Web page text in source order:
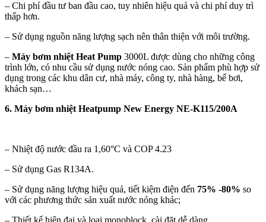
– Chi phí đầu tư ban đầu cao, tuy nhiên hiệu quả và chi phí duy trì
thấp hơn.
– Sử dụng nguồn năng lượng sạch nên thân thiện với môi trường.
– Máy bơm nhiệt Heat Pump 3000L được dùng cho những công
trình lớn, có nhu cầu sử dụng nước nóng cao. Sản phẩm phù hợp sử
dụng trong các khu dân cư, nhà máy, công ty, nhà hàng, bể bơi,
khách sạn…
6. Máy bơm nhiệt Heatpump New Energy NE-K115/200A
– Nhiệt độ nước đầu ra 1,60°C và COP 4.23
– Sử dụng Gas R134A.
– Sử dụng năng lượng hiệu quả, tiết kiệm điện đến 75% -80% so
với các phương thức sản xuất nước nóng khác;